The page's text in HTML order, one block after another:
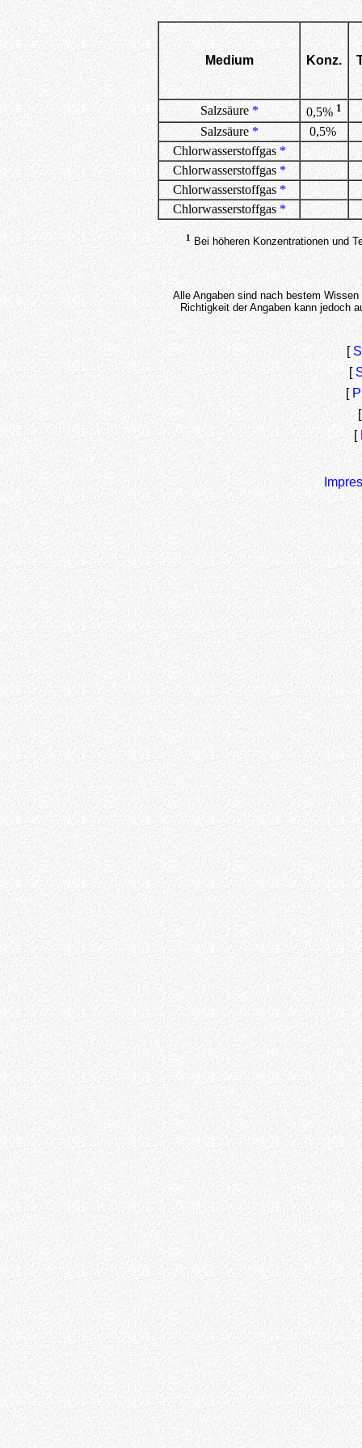
Medium Konz.
Salzsäure * 0,5% 1
Salzsäure *
0,5%
Chlorwasserstoffgas*
Chlorwasserstoffgas*
Chlorwasserstoffgas*
Chlorwasserstoffgas *
1Bei höheren Konzentrationen und
Alle Angaben sind nach bestem
Richtigkeit der Angaben kann jedoch
[
[
[
[